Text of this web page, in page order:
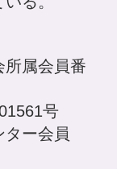
所属会員番
号
ー会員